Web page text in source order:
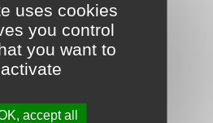
uses cookies
you control
you want to
activate
accept all